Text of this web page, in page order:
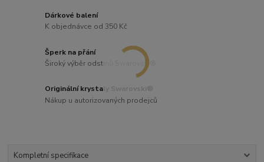
Dárkové balení
K objednávce od 350 Kč
Šperk na přání
Široký výběr odstínů Swarovski®
Originální krystaly Swarovski®
Nákup u autorizovaných prodejců
Kompletní specifikace